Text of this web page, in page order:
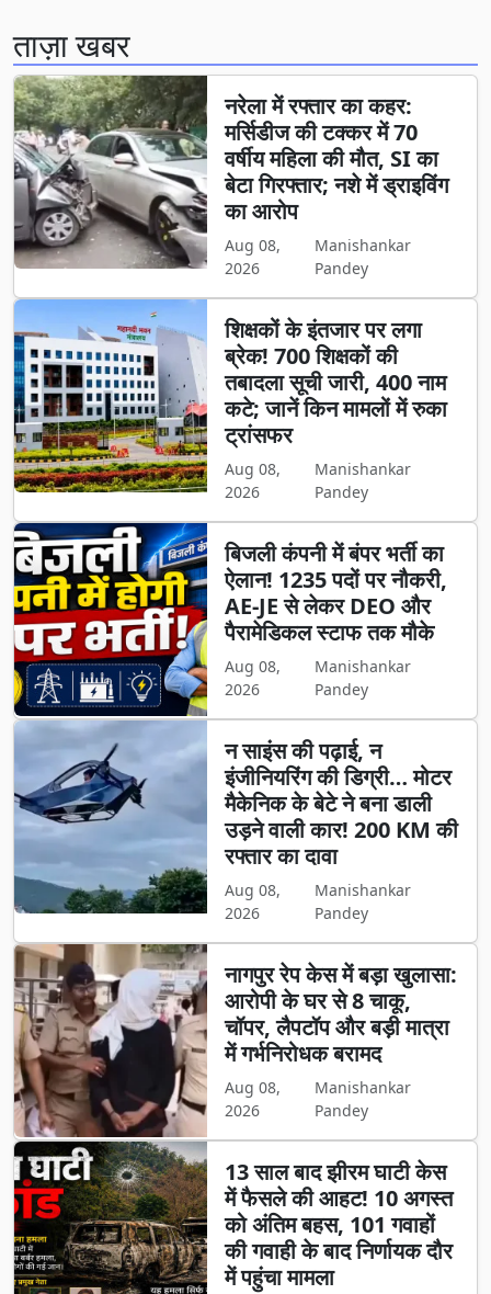
ताज़ा खबर
नरेला में रफ्तार का कहर:
मर्सिडीज की टक्कर में 70
वर्षीय महिला की मौत, SI का
बेटा गिरफ्तार; नशे में ड्राइविंग
का आरोप
Aug 08,
2026
Manishankar
Pandey
शिक्षकों के इंतजार पर लगा
ब्रेक! 700 शिक्षकों की
तबादला सूची जारी, 400 नाम
कटे; जानें किन मामलों में रुका
ट्रांसफर
Aug 08,
2026
Manishankar
Pandey
बिजली कंपनी में बंपर भर्ती का
ऐलान! 1235 पदों पर नौकरी,
AE-JE से लेकर DEO और
पैरामेडिकल स्टाफ तक मौके
Aug 08,
2026
Manishankar
Pandey
न साइंस की पढ़ाई, न
इंजीनियरिंग की डिग्री… मोटर
मैकेनिक के बेटे ने बना डाली
उड़ने वाली कार! 200 KM की
रफ्तार का दावा
Aug 08,
2026
Manishankar
Pandey
नागपुर रेप केस में बड़ा खुलासा:
आरोपी के घर से 8 चाकू,
चॉपर, लैपटॉप और बड़ी मात्रा
में गर्भनिरोधक बरामद
Aug 08,
2026
Manishankar
Pandey
13 साल बाद झीरम घाटी केस
में फैसले की आहट! 10 अगस्त
को अंतिम बहस, 101 गवाहों
की गवाही के बाद निर्णायक दौर
में पहुंचा मामला